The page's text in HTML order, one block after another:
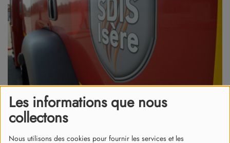
Les informations que nous
collectons
Nous utilisons des cookies pour fournir les services et les
29 mai 2026
Il conduisait également sans permis de conduire.